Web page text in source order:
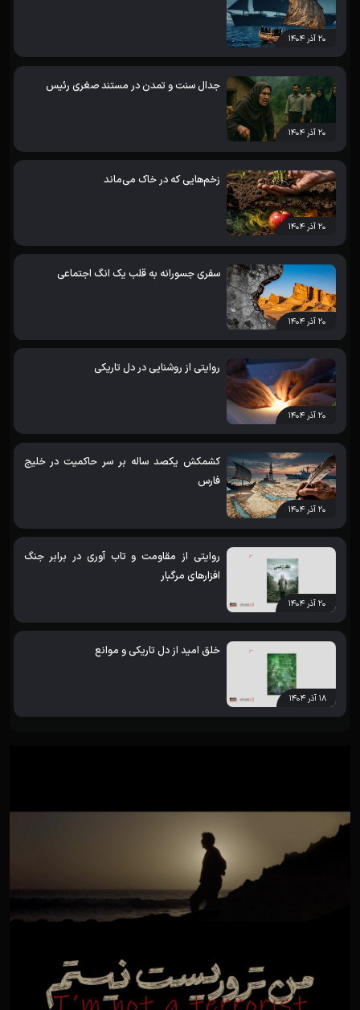
۲۰ آذر ۱۴۰۴
۲۰ آذر ۱۴۰۴
جدال سنت و تمدن در مستند صغری رئیس
۲۰ آذر ۱۴۰۴
زخم‌هایی که در خاک می‌ماند
۲۰ آذر ۱۴۰۴
سفری جسورانه به قلب یک انگ اجتماعی
۲۰ آذر ۱۴۰۴
روایتی از روشنایی در دل تاریکی
۲۰ آذر ۱۴۰۴
کشمکش یکصد ساله بر سر حاکمیت در خلیج
فارس
۲۰ آذر ۱۴۰۴
روایتی از مقاومت و تاب آوری در برابر جنگ
افزارهای مرگبار
۱۸ آذر ۱۴۰۴
خلق امید از دل تاریکی و موانع